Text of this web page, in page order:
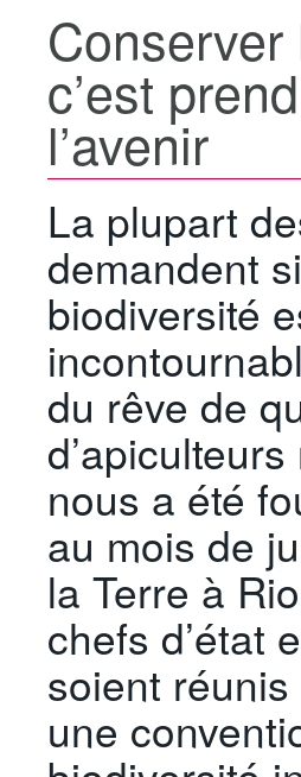
Conserver
c’est
l’avenir
La plupart
demandent
biodiversité
du rêve de
nous a été
au mois de
la Terre à
chefs d’état
soient
une